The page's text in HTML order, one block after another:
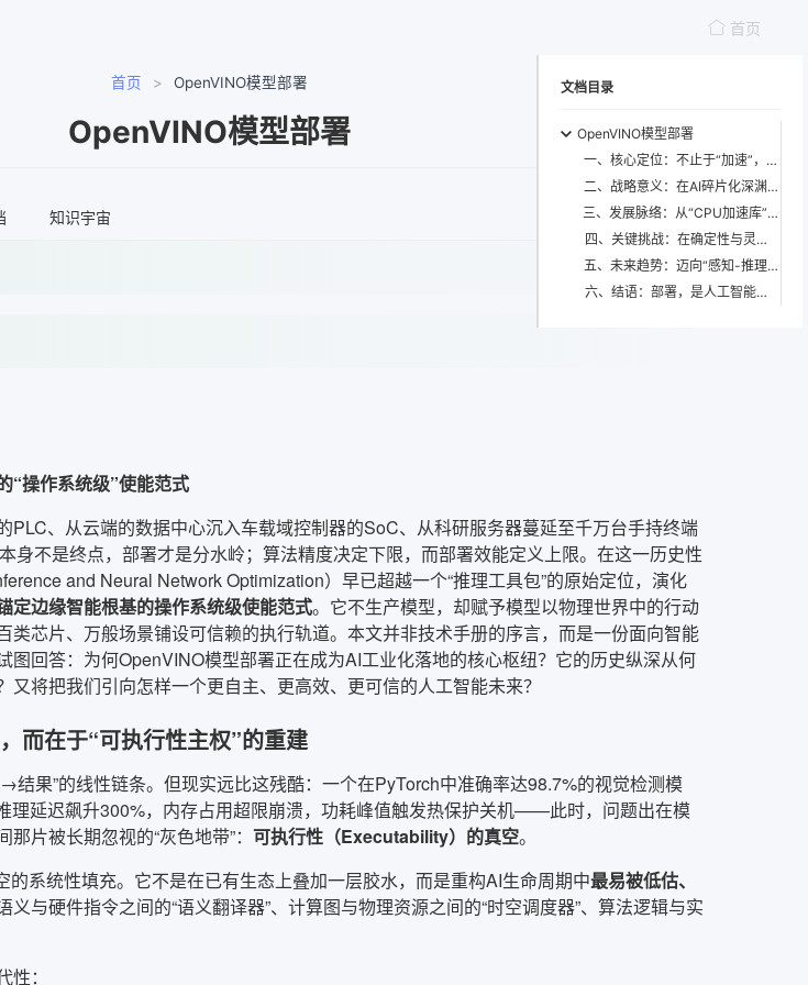
首页
首页 > OpenVINO模型部署
OpenVINO模型部署
知识宇宙
“操作系统级”使能范式
PLC、从云端的数据中心沉入车载域控制器的SoC、从科研服务器蔓延至千万台手持终端
不是终点，部署才是分水岭；算法精度决定下限，而部署效能定义上限。在这一历史性
and Neural Network Optimization）早已超越一个“推理工具包”的原始定位，演化
定边缘智能根基的操作系统级使能范式。它不生产模型，却赋予模型以物理世界中的行动
类芯片、万般场景铺设可信赖的执行轨道。本文并非技术手册的序言，而是一份面向智能
回答：为何OpenVINO模型部署正在成为AI工业化落地的核心枢纽？它的历史纵深从何
将把我们引向怎样一个更自主、更高效、更可信的人工智能未来？
而在于“可执行性主权”的重建
果”的线性链条。但现实远比这残酷：一个在PyTorch中准确率达98.7%的视觉检测模
理延迟飙升300%，内存占用超限崩溃，功耗峰值触发热保护关机——此时，问题出在模
片被长期忽视的“灰色地带”： 可执行性（Executability）的真空。
系统性填充。它不是在已有生态上叠加一层胶水，而是重构AI生命周期中最易被低估、
与硬件指令之间的“语义翻译器”、计算图与物理资源之间的“时空调度器”、算法逻辑与实
：
文档目录
OpenVINO模型部署
一、核心定位：不止于“加速”，而在于“可执行性主权”的重建
二、战略意义：在AI碎片化深渊之上架设统一通行桥
三、发展脉络：从“CPU加速库”到“生成式AI时代的基础协议栈”
四、关键挑战：在确定性与灵活性之间走钢丝
五、未来趋势：迈向“感知-推理-行动”三位一体的智能执行体
六、结语：部署，是人工智能最后的启蒙运动